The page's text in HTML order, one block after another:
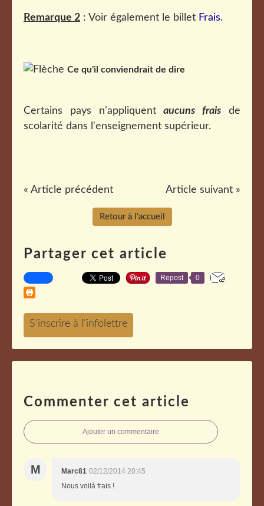
Remarque 2 : Voir également le billet Frais.
Ce qu'il conviendrait de dire
Certains pays n'appliquentaucuns frais de
scolarité dans l'enseignement supérieur.
« Article précédent Article suivant »
Retour à l'accueil
Partager cet article
Repost 0
Commenter cet article
Ajouter un commentaire
M Marc81 02/12/2014 20:45
Nous voilà frais !